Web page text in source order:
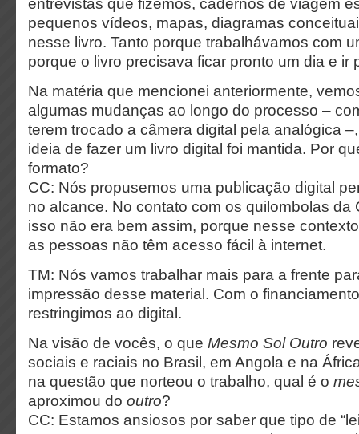
entrevistas que fizemos, cadernos de viagem
pequenos vídeos, mapas, diagramas
nesse livro. Tanto porque trabalhávamos com
porque o livro precisava ficar pronto um dia e ir
Na matéria que mencionei anteriormente,
algumas mudanças ao longo do processo –
terem trocado a câmera digital pela analógica
ideia de fazer um livro digital foi mantida. Por
formato?
CC: Nós propusemos uma publicação digital
no alcance. No contato com os quilombolas da
isso não era bem assim, porque nesse
as pessoas não têm acesso fácil à internet.
TM: Nós vamos trabalhar mais para a frente
impressão desse material. Com o
restringimos ao digital.
Na visão de vocês, o que Mesmo Sol Outro
sociais e raciais no Brasil, em Angola e na
na questão que norteou o trabalho, qual é o
aproximou do outro?
CC: Estamos ansiosos por saber que tipo de